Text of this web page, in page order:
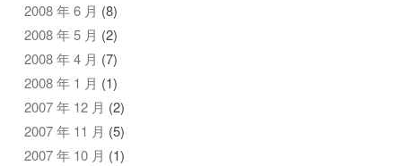
2008 年 6 月 (8)
2008 年 5 月 (2)
2008 年 4 月 (7)
2008 年 1 月 (1)
2007 年 12 月 (2)
2007 年 11 月 (5)
2007 年 10 月 (1)